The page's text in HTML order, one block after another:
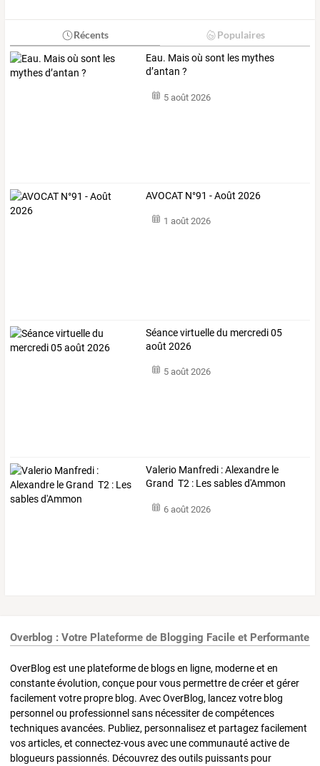
Récents Populaires
Eau. Mais où sont les mythes
d’antan ?
5 août 2026
AVOCAT N°91 - Août 2026
1 août 2026
Séance virtuelle du mercredi 05
août 2026
5 août 2026
Valerio Manfredi : Alexandre le
Grand T2 : Les sables d'Ammon
6 août 2026
Overblog : Votre Plateforme de Blogging Facile et Performante
OverBlog est une plateforme de blogs en ligne, moderne et en
constante évolution, conçue pour vous permettre de créer et gérer
facilement votre propre blog. Avec OverBlog, lancez votre blog
personnel ou professionnel sans nécessiter de compétences
techniques avancées. Publiez, personnalisez et partagez facilement
vos articles, et connectez-vous avec une communauté active de
blogueurs passionnés. Découvrez des outils puissants pour